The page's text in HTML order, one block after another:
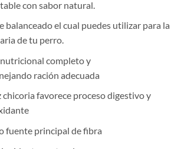
con sabor natural.
balanceado el cual puedes utilizar para la
de tu perro.
completo y
ración adecuada
chicoria favorece proceso digestivo y
fuente principal de fibra